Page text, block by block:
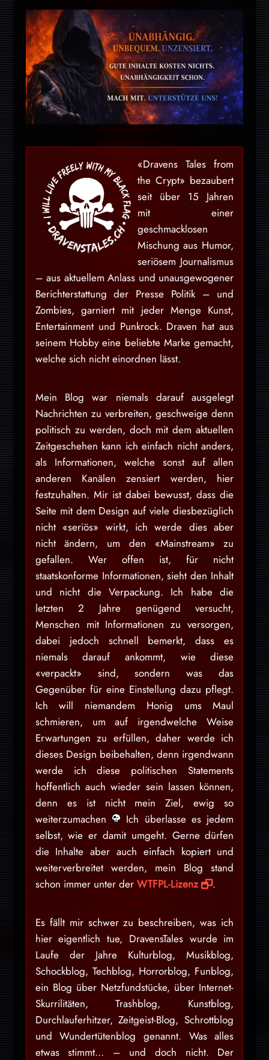
«Dravens Tales from
the Crypt» bezaubert
seit über 15 Jahren
mit einer
geschmacklosen
Mischung aus Humor,
seriösem Journalismus
– aus aktuellem Anlass und unausgewogener
Berichterstattung der Presse Politik – und
Zombies, garniert mit jeder Menge Kunst,
Entertainment und Punkrock. Draven hat aus
seinem Hobby eine beliebte Marke gemacht,
welche sich nicht einordnen lässt.
Mein Blog war niemals darauf ausgelegt
Nachrichten zu verbreiten, geschweige denn
politisch zu werden, doch mit dem aktuellen
Zeitgeschehen kann ich einfach nicht anders,
als Informationen, welche sonst auf allen
anderen Kanälen zensiert werden, hier
festzuhalten. Mir ist dabei bewusst, dass die
Seite mit dem Design auf viele diesbezüglich
nicht «seriös» wirkt, ich werde dies aber
nicht ändern, um den «Mainstream» zu
gefallen. Wer offen ist, für nicht
staatskonforme Informationen, sieht den Inhalt
und nicht die Verpackung. Ich habe die
letzten 2 Jahre genügend versucht,
Menschen mit Informationen zu versorgen,
dabei jedoch schnell bemerkt, dass es
niemals darauf ankommt, wie diese
«verpackt» sind, sondern was das
Gegenüber für eine Einstellung dazu pflegt.
Ich will niemandem Honig ums Maul
schmieren, um auf irgendwelche Weise
Erwartungen zu erfüllen, daher werde ich
dieses Design beibehalten, denn irgendwann
werde ich diese politischen Statements
hoffentlich auch wieder sein lassen können,
denn es ist nicht mein Ziel, ewig so
weiterzumachen
Ich überlasse es jedem
selbst, wie er damit umgeht. Gerne dürfen
die Inhalte aber auch einfach kopiert und
weiterverbreitet werden, mein Blog stand
schon immer unter der WTFPL-Lizenz .
Es fällt mir schwer zu beschreiben, was ich
hier eigentlich tue, DravensTales wurde im
Laufe der Jahre Kulturblog, Musikblog,
Schockblog, Techblog, Horrorblog, Funblog,
ein Blog über Netzfundstücke, über Internet-
Skurrilitäten, Trashblog, Kunstblog,
Durchlauferhitzer, Zeitgeist-Blog, Schrottblog
und Wundertütenblog genannt. Was alles
etwas stimmt… – und doch nicht. Der